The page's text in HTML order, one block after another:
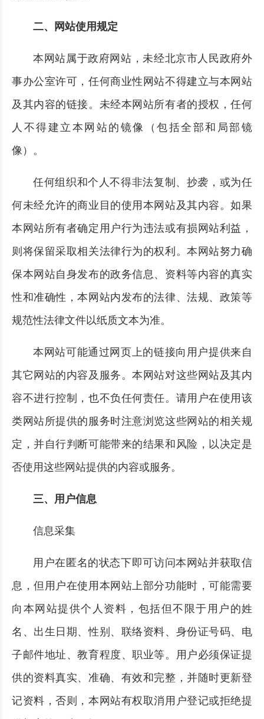
二、网站使用规定
本网站属于政府网站，未经北京市人民政府外
事办公室许可，任何商业性网站不得建立与本网站
及其内容的链接。未经本网站所有者的授权，任何
人不得建立本网站的镜像（包括全部和局部镜
像）。
任何组织和个人不得非法复制、抄袭，或为任
何未经允许的商业目的使用本网站及其内容。如果
本网站所有者确定用户行为违法或有损网站利益，
则将保留采取相关法律行为的权利。本网站努力确
保本网站自身发布的政务信息、资料等内容的真实
性和准确性，本网站内发布的法律、法规、政策等
规范性法律文件以纸质文本为准。
本网站可能通过网页上的链接向用户提供来自
其它网站的内容及服务。本网站对这些网站及其内
容不进行控制，也不负任何责任。请用户在使用该
类网站所提供的服务时注意浏览这些网站的相关规
定，并自行判断可能带来的结果和风险，以决定是
否使用这些网站提供的内容或服务。
三、用户信息
信息采集
用户在匿名的状态下即可访问本网站并获取信
息，但用户在使用本网站上部分功能时，可能需要
向本网站提供个人资料，包括但不限于用户的姓
名、出生日期、性别、联络资料、身份证号码、电
子邮件地址、教育程度、职业等。用户必须保证提
供的资料真实、准确、有效和完整，并随时更新登
记资料，否则，本网站有权取消用户登记或拒绝提